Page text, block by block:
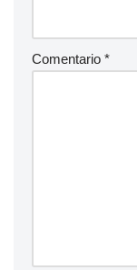
Comentario *